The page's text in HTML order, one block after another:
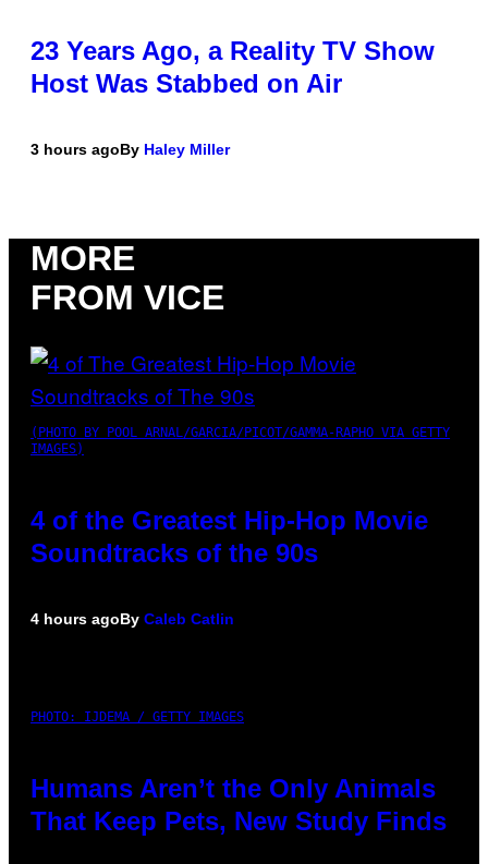
23 Years Ago, a Reality TV Show
Host Was Stabbed on Air
3 hours agoBy Haley Miller
MORE
FROM VICE
(PHOTO BY POOL ARNAL/GARCIA/PICOT/GAMMA-RAPHO VIA GETTY
IMAGES)
4 of the Greatest Hip-Hop Movie
Soundtracks of the 90s
4 hours agoBy Caleb Catlin
PHOTO: IJDEMA / GETTY IMAGES
Humans Aren’t the Only Animals
That Keep Pets, New Study Finds